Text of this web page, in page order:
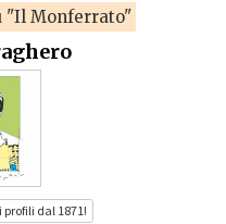
"Il Monferrato"
profili dal 1871!